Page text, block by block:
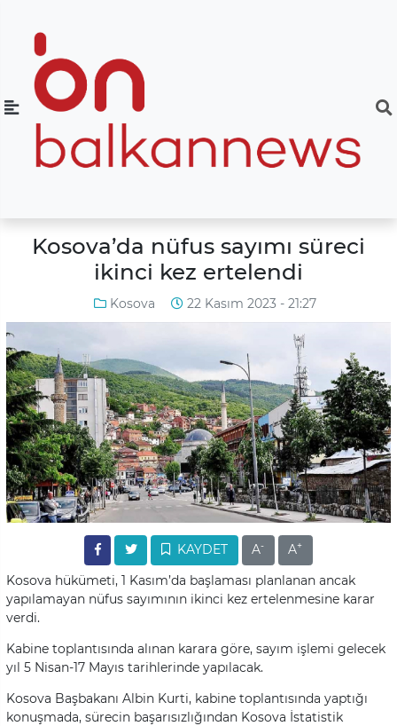
Kosova’da nüfus sayımı süreci
ikinci kez ertelendi
Kosova 22 Kasım 2023 - 21:27
KAYDET A- A+
Kosova hükümeti, 1 Kasım’da başlaması planlanan ancak
yapılamayan nüfus sayımının ikinci kez ertelenmesine karar
verdi.
Kabine toplantısında alınan karara göre, sayım işlemi gelecek
yıl 5 Nisan-17 Mayıs tarihlerinde yapılacak.
Kosova Başbakanı Albin Kurti, kabine toplantısında yaptığı
konuşmada, sürecin başarısızlığından Kosova İstatistik